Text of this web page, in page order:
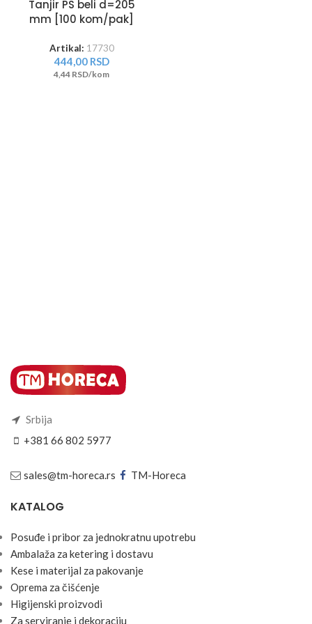
Tanjir PS beli d=205
mm [100 kom/pak]
Artikal: 17730
444,00 RSD
4,44 RSD/kom
Srbija
+381 66 802 5977
sales@tm-horeca.rs TM-Horeca
KATALOG
Posuđe i pribor za jednokratnu upotrebu
Ambalaža za ketering i dostavu
Kese i materijal za pakovanje
Oprema za čišćenje
Higijenski proizvodi
Za serviranje i dekoraciju